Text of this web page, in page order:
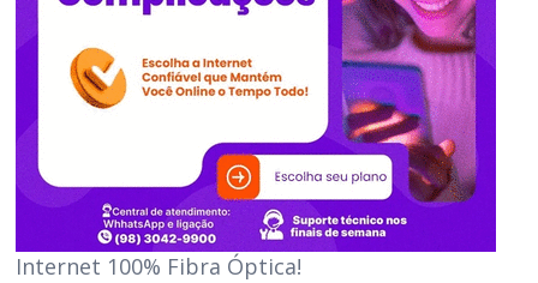
Internet 100% Fibra Óptica!